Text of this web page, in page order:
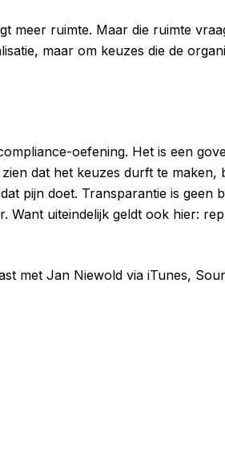
meer ruimte. Maar die ruimte
maar om keuzes die de
oefening. Het is een
dat het keuzes durft te maken,
pijn doet. Transparantie is geen
Want uiteindelijk geldt ook hier:
met Jan Niewold via iTunes,